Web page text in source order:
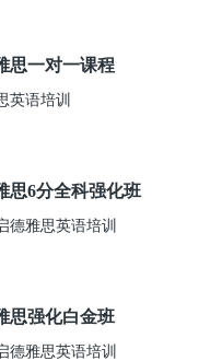
思一对一课程
英语培训
思6分全科强化班
德雅思英语培训
思强化白金班
德雅思英语培训